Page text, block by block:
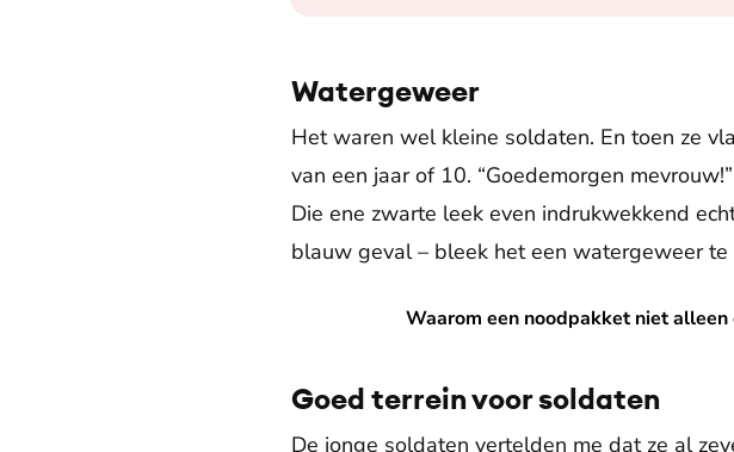
Watergeweer
Het waren wel kleine soldaten. En toen ze
van een jaar of 10. “Goedemorgen
Die ene zwarte leek even indrukwekkend
blauw geval – bleek het een watergeweer te
Waarom een noodpakket niet
Waarom een noodpakket niet alleen over spullen
Goed terrein voor soldaten
De jonge soldaten vertelden me dat ze al